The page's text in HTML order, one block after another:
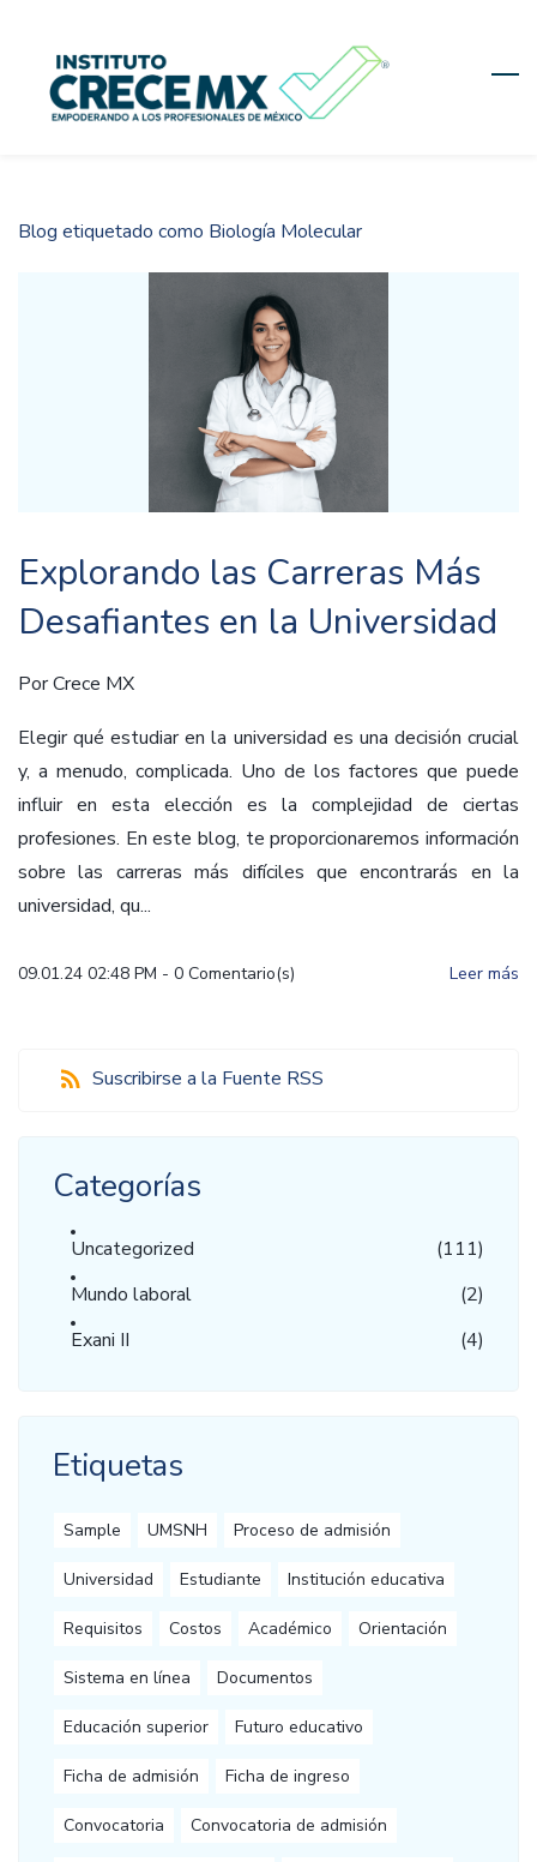
content
Blog etiquetado como Biología Molecular
Explorando las Carreras Más
Desafiantes en la Universidad
PorCrece MX
Elegir qué estudiar en la universidad es una decisión crucial
y, a menudo, complicada. Uno de los factores que puede
influir en esta elección es la complejidad de ciertas
profesiones. En este blog, te proporcionaremos información
sobre las carreras más difíciles que encontrarás en la
universidad, qu...
09.01.24 02:48 PM - 0 Comentario(s) Leer más
Suscribirse a la Fuente RSS
Categorías
Uncategorized
(111)
Mundo laboral
(2)
Exani II
(4)
Etiquetas
Sample UMSNH Proceso de admisión
Universidad Estudiante Institución educativa
Requisitos Costos Académico Orientación
Sistema en línea Documentos
Educación superior Futuro educativo
Ficha de admisión Ficha de ingreso
Convocatoria Convocatoria de admisión